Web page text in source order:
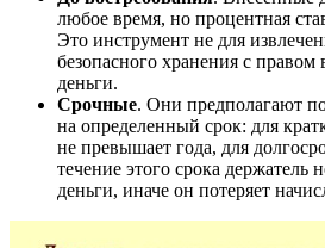
любое время, но процентная
Это инструмент не для
безопасного хранения с
деньги.
Срочные. Они предполагают
на определенный срок: для
не превышает года, для
течение этого срока держатель
деньги, иначе он потеряет